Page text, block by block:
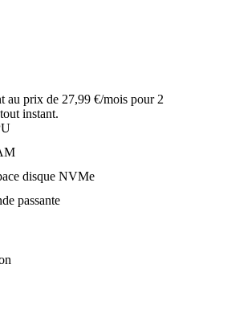
au prix de 27,99 €/mois pour 2
instant.
disque NVMe
passante